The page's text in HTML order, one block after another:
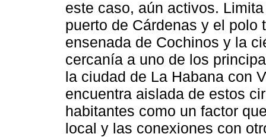
este caso, aún activos.
puerto de Cárdenas y el polo
ensenada de Cochinos y la
cercanía a uno de los
la ciudad de La Habana con
encuentra aislada de estos
habitantes como un factor
local y las conexiones con